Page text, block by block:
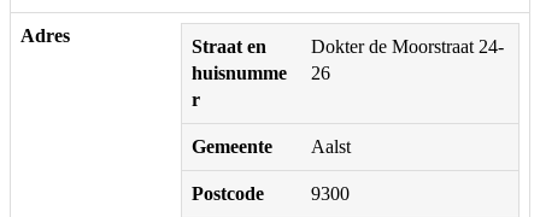
Adres
Straat en
huisnumme
r
Dokter de Moorstraat 24-
26
Gemeente Aalst
Postcode 9300